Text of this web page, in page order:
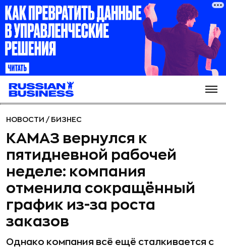
НОВОСТИ / БИЗНЕС
КАМАЗ вернулся к
пятидневной рабочей
неделе: компания
отменила сокращённый
график из-за роста
заказов
Однако компания всё ещё сталкивается с